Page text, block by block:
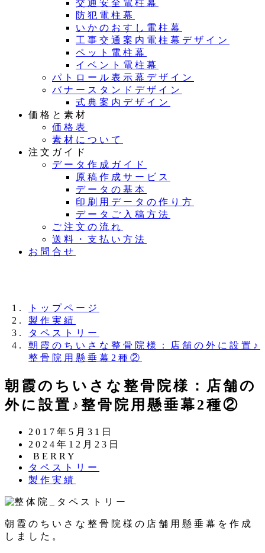
交通安全電柱幕
防犯電柱幕
いかのおすし電柱幕
工事交通案内電柱幕デザイン
ペット電柱幕
イベント電柱幕
パトロール表示幕デザイン
バナースタンドデザイン
式典案内デザイン
価格と素材
価格表
素材について
注文ガイド
データ作成ガイド
原稿作成サービス
データの基本
印刷用データの作り方
データご入稿方法
ご注文の流れ
送料・支払い方法
お問合せ
トップページ
製作実績
タペストリー
朝霞のちいさな整骨院様：店舗の外に設置♪
整骨院用懸垂幕2種②
朝霞のちいさな整骨院様：店舗の
外に設置♪整骨院用懸垂幕2種②
投
稿
日
2017年5月31日
更
新
日
2024年12月23日
著
者
BERRY
カ
テ
リ
タペストリー
カ
ゴ
ー
製作実績
朝霞のちいさな整骨院様の店舗用懸垂幕を作成
しました。